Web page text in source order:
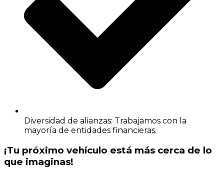
Diversidad de alianzas: Trabajamos con la
mayoría de entidades financieras.
¡Tu próximo vehículo está más cerca de lo
que imaginas!